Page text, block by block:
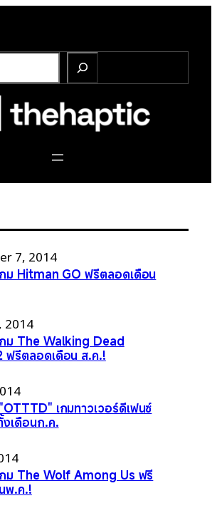
7, 2014
ม Hitman GO ฟรีตลอดเดือน
2014
ม The Walking Dead
ฟรีตลอดเดือน ส.ค.!
เกมทาวเวอร์ดีเฟนซ์
เดือนก.ค.
กม The Wolf Among Us ฟรี
พ.ค.!